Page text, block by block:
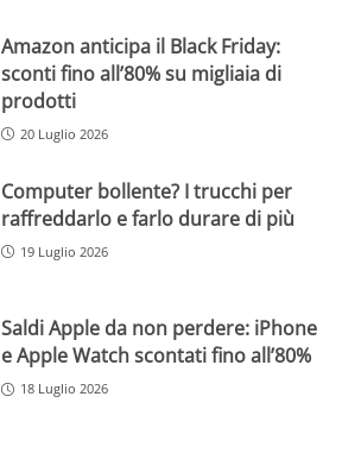
Amazon anticipa il Black Friday:
sconti fino all’80% su migliaia di
prodotti
20 Luglio 2026
Computer bollente? I trucchi per
raffreddarlo e farlo durare di più
19 Luglio 2026
Saldi Apple da non perdere: iPhone
e Apple Watch scontati fino all’80%
18 Luglio 2026